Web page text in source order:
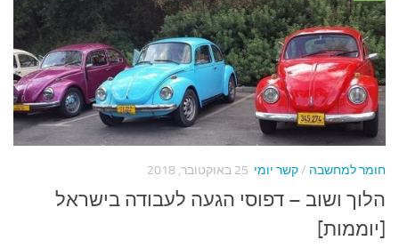
חומר למחשבה /קשר יומי 25 באוקטובר, 2018
הלוך ושוב – דפוסי הגעה לעבודה בישראל
[יוממות]